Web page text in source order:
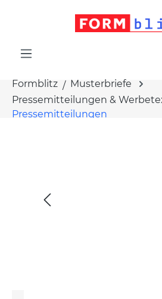
Formblitz
Musterbriefe
Pressemitteilungen &
Pressemitteilungen